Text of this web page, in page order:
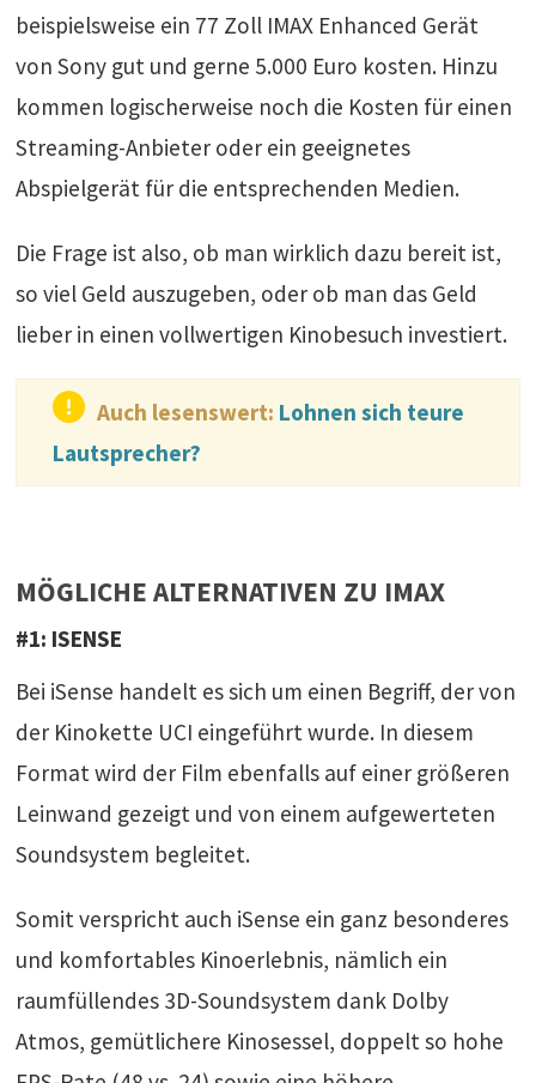
beispielsweise ein 77 Zoll IMAX Enhanced Gerät
von Sony gut und gerne 5.000 Euro kosten. Hinzu
kommen logischerweise noch die Kosten für einen
Streaming-Anbieter oder ein geeignetes
Abspielgerät für die entsprechenden Medien.
Die Frage ist also, ob man wirklich dazu bereit ist,
so viel Geld auszugeben, oder ob man das Geld
lieber in einen vollwertigen Kinobesuch investiert.
Auch lesenswert: Lohnen sich teure
Lautsprecher?
MÖGLICHE ALTERNATIVEN ZU IMAX
#1: ISENSE
Bei iSense handelt es sich um einen Begriff, der von
der Kinokette UCI eingeführt wurde. In diesem
Format wird der Film ebenfalls auf einer größeren
Leinwand gezeigt und von einem aufgewerteten
Soundsystem begleitet.
Somit verspricht auch iSense ein ganz besonderes
und komfortables Kinoerlebnis, nämlich ein
raumfüllendes 3D-Soundsystem dank Dolby
Atmos, gemütlichere Kinosessel, doppelt so hohe